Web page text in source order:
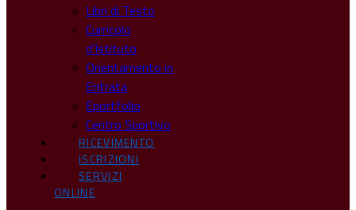
Libri di Testo
Curricolo
d’Istituto
Orientamento in
Entrata
Eportfolio
Centro Sportivo
RICEVIMENTO
ISCRIZIONI
SERVIZI
ONLINE